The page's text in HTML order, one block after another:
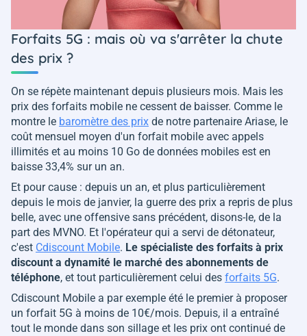
Forfaits 5G : mais où va s'arrêter la chute
des prix ?
On se répète maintenant depuis plusieurs mois. Mais les
prix des forfaits mobile ne cessent de baisser. Comme le
montre le baromètre des prix de notre partenaire Ariase, le
coût mensuel moyen d'un forfait mobile avec appels
illimités et au moins 10 Go de données mobiles est en
baisse 33,4% sur un an.
Et pour cause : depuis un an, et plus particulièrement
depuis le mois de janvier, la guerre des prix a repris de plus
belle, avec une offensive sans précédent, disons-le, de la
part des MVNO. Et l'opérateur qui a servi de détonateur,
c'est Cdiscount Mobile. Le spécialiste des forfaits à prix
discount a dynamité le marché des abonnements de
téléphone, et tout particulièrement celui des forfaits 5G.
Cdiscount Mobile a par exemple été le premier à proposer
un forfait 5G à moins de 10€/mois. Depuis, il a entraîné
tout le monde dans son sillage et les prix ont continué de